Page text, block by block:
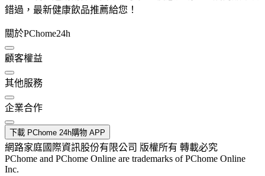
錯過，最新健康飲品推薦給您！
關於PChome24h
顧客權益
其他服務
企業合作
下載 PChome 24h購物 APP
網路家庭國際資訊股份有限公司 版權所有 轉載必究
PChome and PChome Online are trademarks of PChome Online
Inc.